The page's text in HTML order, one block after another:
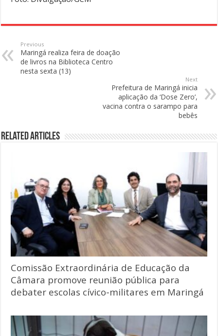
Previous
Maringá realiza feira de doação
de livros na Biblioteca Centro
nesta sexta (13)
Next
Prefeitura de Maringá inicia
aplicação da ‘Dose Zero’,
vacina contra o sarampo para
bebês
Related Articles
Comissão Extraordinária de Educação da
Câmara promove reunião pública para
debater escolas cívico-militares em Maringá